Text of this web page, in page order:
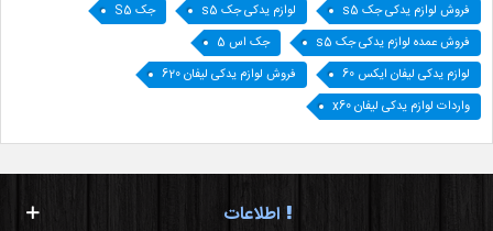
فروش لوازم یدکی جک s5
لوازم یدکی جک s5
جک S5
فروش عمده لوازم یدکی جک s5
جک اس 5
لوازم یدکی لیفان ایکس 60
فروش لوازم یدکی لیفان 620
واردات لوازم یدکی لیفان x60
اطلاعات